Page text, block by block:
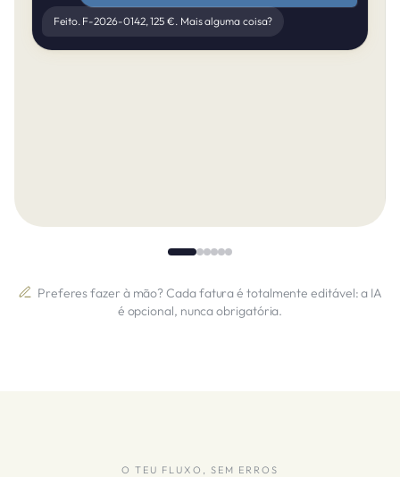
Feito. F-2026-0142, 125 €. Mais alguma coisa?
Preferes fazer à mão? Cada fatura é totalmente editável: a IA
é opcional, nunca obrigatória.
O TEU FLUXO, SEM ERROS